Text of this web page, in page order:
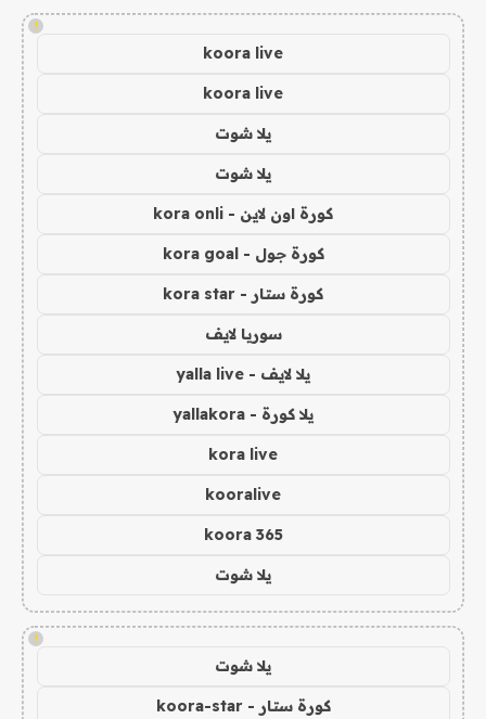
!
koora live
koora live
يلا شوت
يلا شوت
كورة اون لاين - kora onli
كورة جول - kora goal
كورة ستار - kora star
سوريا لايف
يلا لايف - yalla live
يلا كورة - yallakora
kora live
kooralive
koora 365
يلا شوت
!
يلا شوت
كورة ستار - koora-star